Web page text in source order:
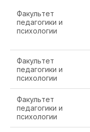
Факультет
педагогики и
психологии
Факультет
педагогики и
психологии
Факультет
педагогики и
психологии